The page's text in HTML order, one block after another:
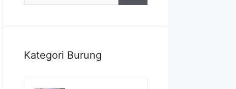
Kategori Burung